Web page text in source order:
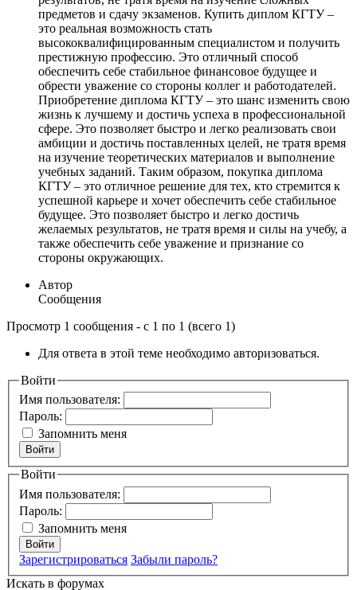
предметов и сдачу экзаменов. Купить диплом КГТУ –
это реальная возможность стать
высококвалифицированным специалистом и получить
престижную профессию. Это отличный способ
обеспечить себе стабильное финансовое будущее и
обрести уважение со стороны коллег и работодателей.
Приобретение диплома КГТУ – это шанс изменить свою
жизнь к лучшему и достичь успеха в профессиональной
сфере. Это позволяет быстро и легко реализовать свои
амбиции и достичь поставленных целей, не тратя время
на изучение теоретических материалов и выполнение
учебных заданий. Таким образом, покупка диплома
КГТУ – это отличное решение для тех, кто стремится к
успешной карьере и хочет обеспечить себе стабильное
будущее. Это позволяет быстро и легко достичь
желаемых результатов, не тратя время и силы на учебу, а
также обеспечить себе уважение и признание со
стороны окружающих.
Автор
Сообщения
Просмотр 1 сообщения - с 1 по 1 (всего 1)
Для ответа в этой теме необходимо авторизоваться.
Войти
Имя пользователя:
Пароль:
Запомнить меня
Войти
Войти
Имя пользователя:
Пароль:
Запомнить меня
Войти
Зарегистрироваться Забыли пароль?
Искать в форумах